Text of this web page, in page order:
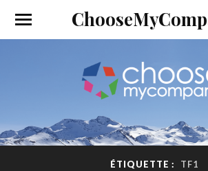
ÉTIQUETTE : TF1